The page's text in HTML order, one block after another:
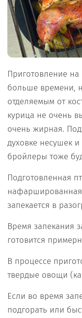
Приготовление на
больше времени,
отделяемым от
курица не очень
очень жирная.
духовке несушек
бройлеры тоже
Подготовленная
запекается в
Время запекания
готовится
В процессе
твердые овощи
Если во время
подгорать или